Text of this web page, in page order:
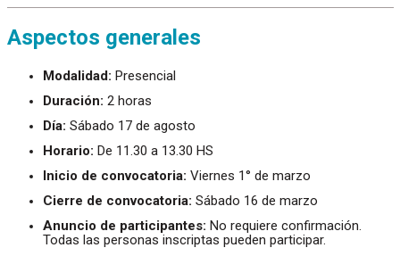
Aspectos generales
Modalidad: Presencial
Duración: 2 horas
Día: Sábado 17 de agosto
Horario: De 11.30 a 13.30 HS
Inicio de convocatoria: Viernes 1° de marzo
Cierre de convocatoria: Sábado 16 de marzo
Anuncio de participantes: No requiere confirmación.
Todas las personas inscriptas pueden participar.